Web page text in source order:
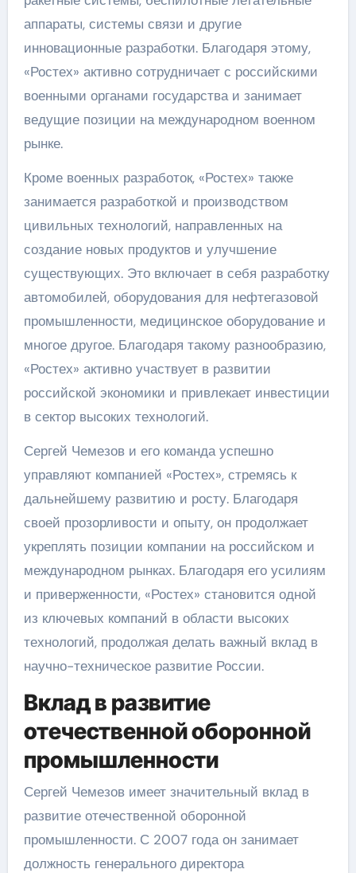
аппараты, системы связи и другие
инновационные разработки. Благодаря этому,
«Ростех» активно сотрудничает с российскими
военными органами государства и занимает
ведущие позиции на международном военном
рынке.
Кроме военных разработок, «Ростех» также
занимается разработкой и производством
цивильных технологий, направленных на
создание новых продуктов и улучшение
существующих. Это включает в себя разработку
автомобилей, оборудования для нефтегазовой
промышленности, медицинское оборудование и
многое другое. Благодаря такому разнообразию,
«Ростех» активно участвует в развитии
российской экономики и привлекает инвестиции
в сектор высоких технологий.
Сергей Чемезов и его команда успешно
управляют компанией «Ростех», стремясь к
дальнейшему развитию и росту. Благодаря
своей прозорливости и опыту, он продолжает
укреплять позиции компании на российском и
международном рынках. Благодаря его усилиям
и приверженности, «Ростех» становится одной
из ключевых компаний в области высоких
технологий, продолжая делать важный вклад в
научно-техническое развитие России.
Вклад в развитие
отечественной оборонной
промышленности
Сергей Чемезов имеет значительный вклад в
развитие отечественной оборонной
промышленности. С 2007 года он занимает
должность генерального директора